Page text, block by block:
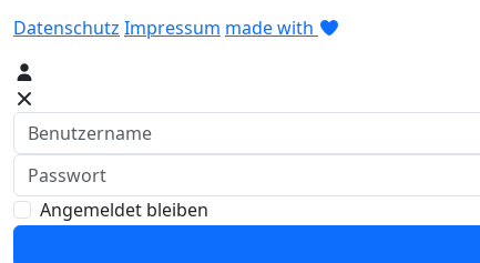
Datenschutz Impressum made with
Benutzername
Passwort
Angemeldet bleiben